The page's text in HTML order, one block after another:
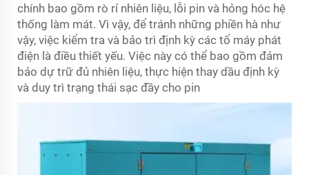
chính bao gồm rò rỉ nhiên liệu, lỗi pin và hỏng hóc hệ
thống làm mát. Vì vậy, để tránh những phiền hà như
vậy, việc kiểm tra và bảo trì định kỳ các tổ máy phát
điện là điều thiết yếu. Việc này có thể bao gồm đảm
bảo dự trữ đủ nhiên liệu, thực hiện thay dầu định kỳ
và duy trì trạng thái sạc đầy cho pin